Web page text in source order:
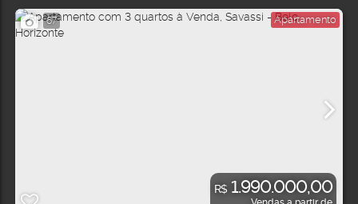
67 Apartamento
R$ 1.990.000,00